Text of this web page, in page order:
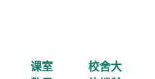
课室
校舍大